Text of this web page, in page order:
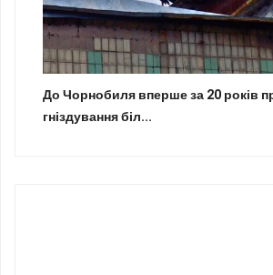
До Чорнобиля вперше за 20 років
гніздування біл...